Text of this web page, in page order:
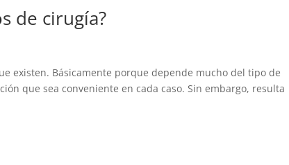
de cirugía?
existen. Básicamente porque depende mucho del tipo de
que sea conveniente en cada caso. Sin embargo, resulta